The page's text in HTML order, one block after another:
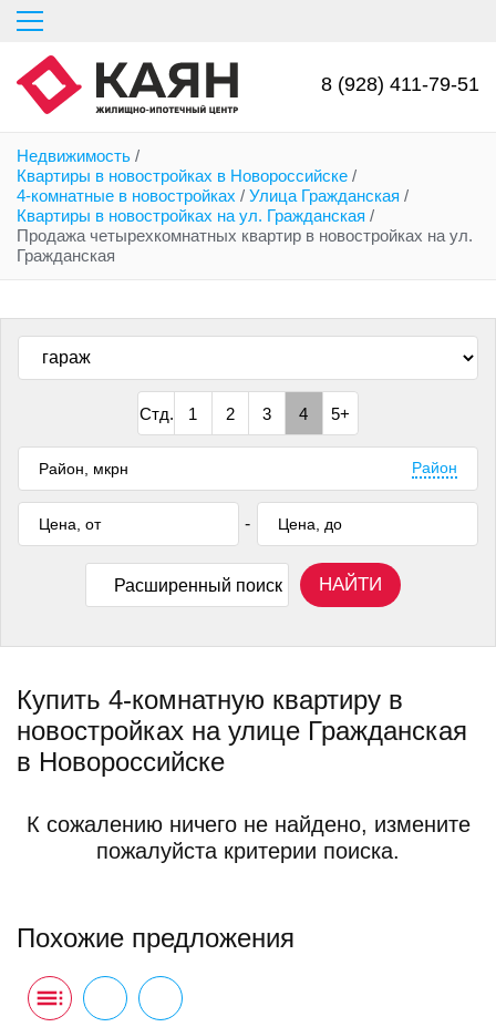
Перейти
основному
содержанию
8 (928) 411-79-51
Недвижимость /
Квартиры в новостройках в Новороссийске /
4-комнатные в новостройках / Улица Гражданская /
Квартиры в новостройках на ул. Гражданская /
Продажа четырехкомнатных квартир в новостройках на ул.
Гражданская
Стд. 1 2 3 4 5+
Район
-
Расширенный поиск НАЙТИ
Купить 4-комнатную квартиру в
новостройках на улице Гражданская
в Новороссийске
К сожалению ничего не найдено, измените
пожалуйста критерии поиска.
Похожие предложения